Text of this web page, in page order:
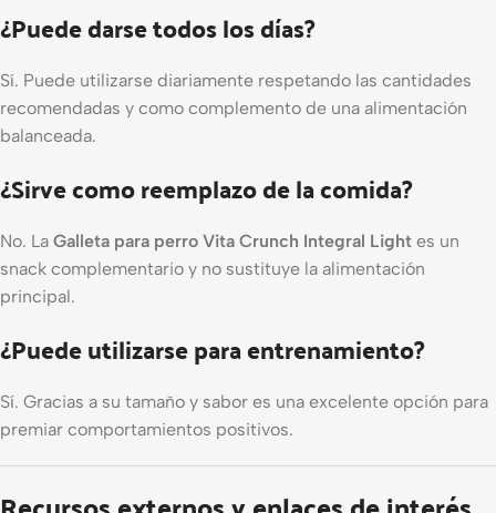
¿Puede darse todos los días?
Sí. Puede utilizarse diariamente respetando las cantidades
recomendadas y como complemento de una alimentación
balanceada.
¿Sirve como reemplazo de la comida?
No. La Galleta para perro Vita Crunch Integral Light es un
snack complementario y no sustituye la alimentación
principal.
¿Puede utilizarse para entrenamiento?
Sí. Gracias a su tamaño y sabor es una excelente opción para
premiar comportamientos positivos.